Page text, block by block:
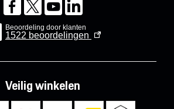
Beoordeling door klanten
1522 beoordelingen
Veilig winkelen